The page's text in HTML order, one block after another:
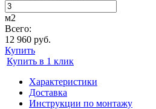
м2
Всего:
12 960 руб.
Купить
Купить в 1 клик
Характеристики
Доставка
Инструкции по монтажу